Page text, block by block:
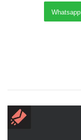
Whatsapp